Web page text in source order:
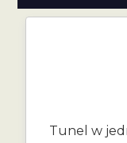
Tunel w